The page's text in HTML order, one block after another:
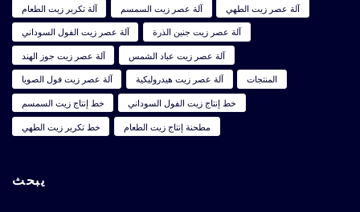
آلة تكرير زيت الطعام آلة عصر زيت السمسم
آلة عصر زيت الطهي
آلة عصر زيت الفول السوداني
آلة عصر زيت جنين الذرة
آلة عصر زيت جوز الهند
آلة عصر زيت عباد الشمس
آلة عصر زيت فول الصويا
آلة عصر زيت هيدروليكية
المنتجات
خط إنتاج زيت السمسم
خط إنتاج زيت الفول السوداني
خط تكرير زيت الطهي
مطحنة إنتاج زيت الطعام
يبحث